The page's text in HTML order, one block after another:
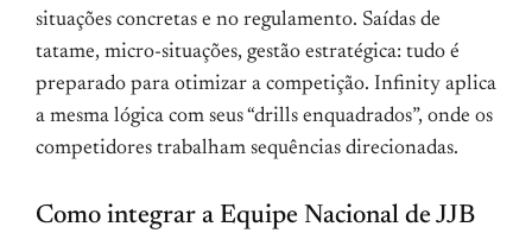
situações concretas e no regulamento. Saídas de
tatame, micro-situações, gestão estratégica: tudo é
preparado para otimizar a competição. Infinity aplica
a mesma lógica com seus “drills enquadrados”, onde os
competidores trabalham sequências direcionadas.
Como integrar a Equipe Nacional de JJB